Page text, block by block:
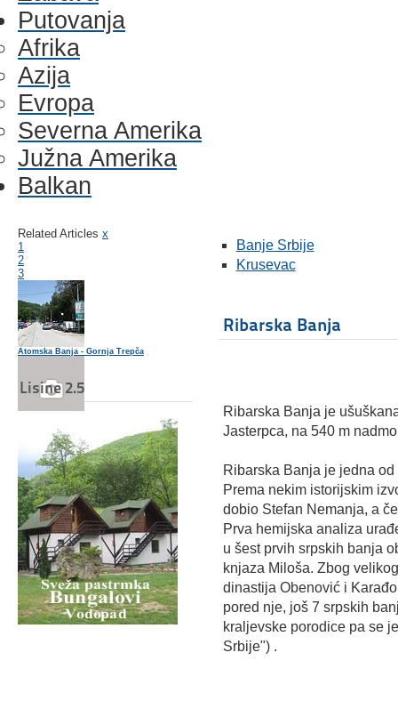
Putovanja
Afrika
Azija
Evropa
Severna Amerika
Južna Amerika
Balkan
Related Articles x
1
2
3
Atomska Banja - Gornja Trepča
Banja Vrujci
Niška Banja
Lisine 2.5
Banje Srbije
Krusevac
Ribarska Banja
Ribarska Banja je
Jasterpca, na 540 m
Ribarska Banja je jedna
Prema nekim istorijskim
dobio Stefan Nemanja, a
Prva hemijska analiza
u šest prvih srpskih banja
knjaza Miloša. Zbog
dinastija Obenović i
pored nje, još 7 srpskih
kraljevske porodice pa se
Srbije") .